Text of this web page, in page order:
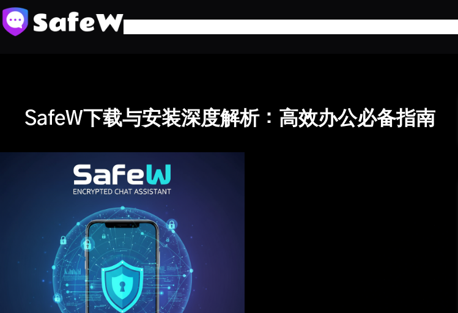
跳
至
内
SafeW下载与安装深度解析：高效办公必备指南